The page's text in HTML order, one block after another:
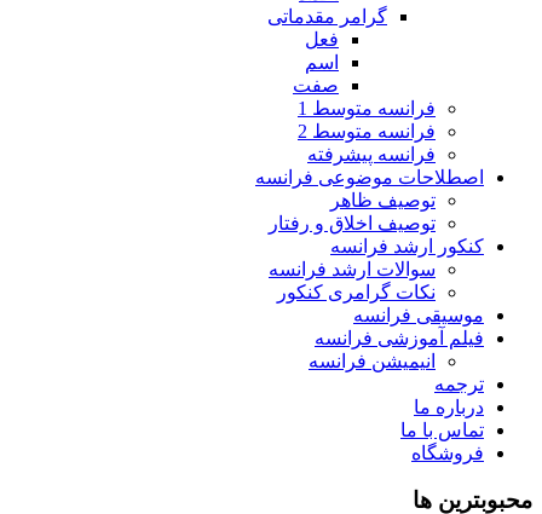
گرامر مقدماتی
فعل
اسم
صفت
فرانسه متوسط 1
فرانسه متوسط 2
فرانسه پیشرفته
اصطلاحات موضوعی فرانسه
توصیف ظاهر
توصیف اخلاق و رفتار
کنکور ارشد فرانسه
سوالات ارشد فرانسه
نکات گرامری کنکور
موسیقی فرانسه
فیلم آموزشی فرانسه
انیمیشن فرانسه
ترجمه
درباره ما
تماس با ما
فروشگاه
محبوبترین ها